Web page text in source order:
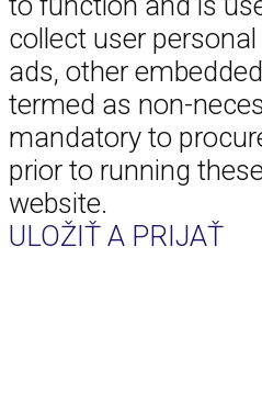
collect user
ads, other
termed as non-
mandatory to
prior to running
website.
ULOŽIŤ A PRIJAŤ